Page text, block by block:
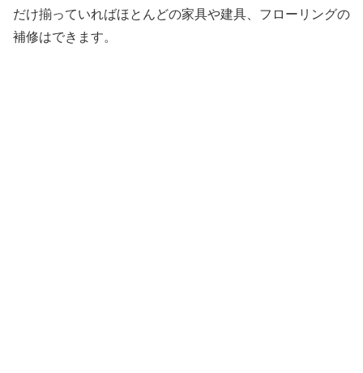
だけ揃っていればほとんどの家具や建具、フローリングの
補修はできます。